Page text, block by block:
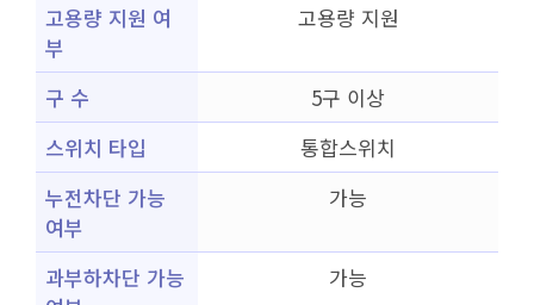
고용량 지원 여
부
고용량 지원
구 수
5구 이상
스위치 타입
통합스위치
누전차단 가능
여부
가능
과부하차단 가능
가능